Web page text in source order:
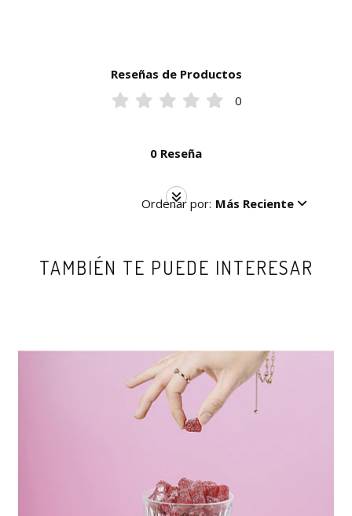
Reseñas de Productos
0
0 Reseña
Ordenar por: Más Reciente
TAMBIÉN TE PUEDE INTERESAR